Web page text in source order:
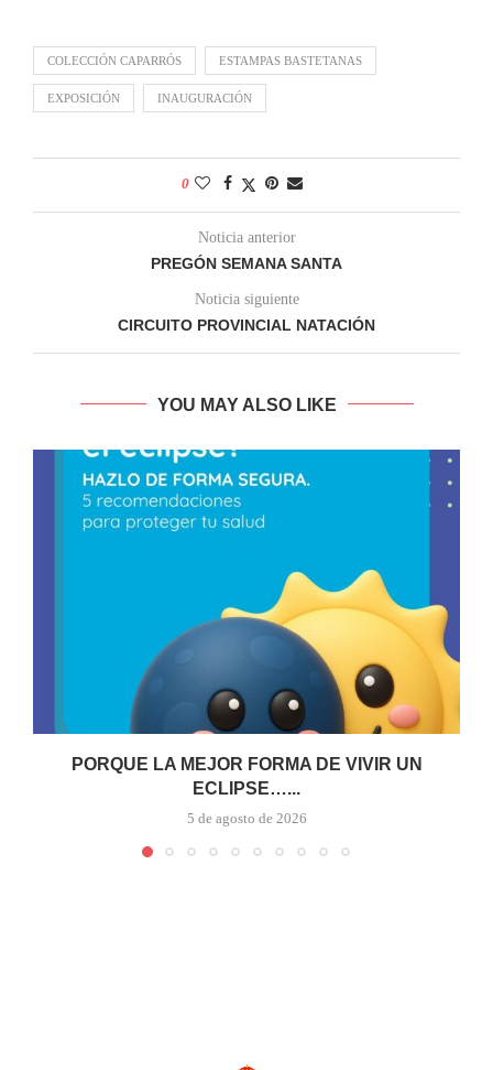
COLECCIÓN CAPARRÓS ESTAMPAS BASTETANAS
EXPOSICIÓN INAUGURACIÓN
0
Noticia anterior
PREGÓN SEMANA SANTA
Noticia siguiente
CIRCUITO PROVINCIAL NATACIÓN
YOU MAY ALSO LIKE
PORQUE LA MEJOR FORMA DE VIVIR UN
ECLIPSE…...
5 de agosto de 2026